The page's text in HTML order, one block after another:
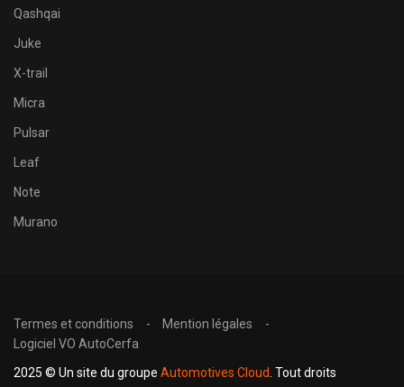
Qashqai
Juke
X-trail
Micra
Pulsar
Leaf
Note
Murano
Termes et conditions
Mention légales
Logiciel VO AutoCerfa
2025 © Un site du groupe Automotives Cloud . Tout droits